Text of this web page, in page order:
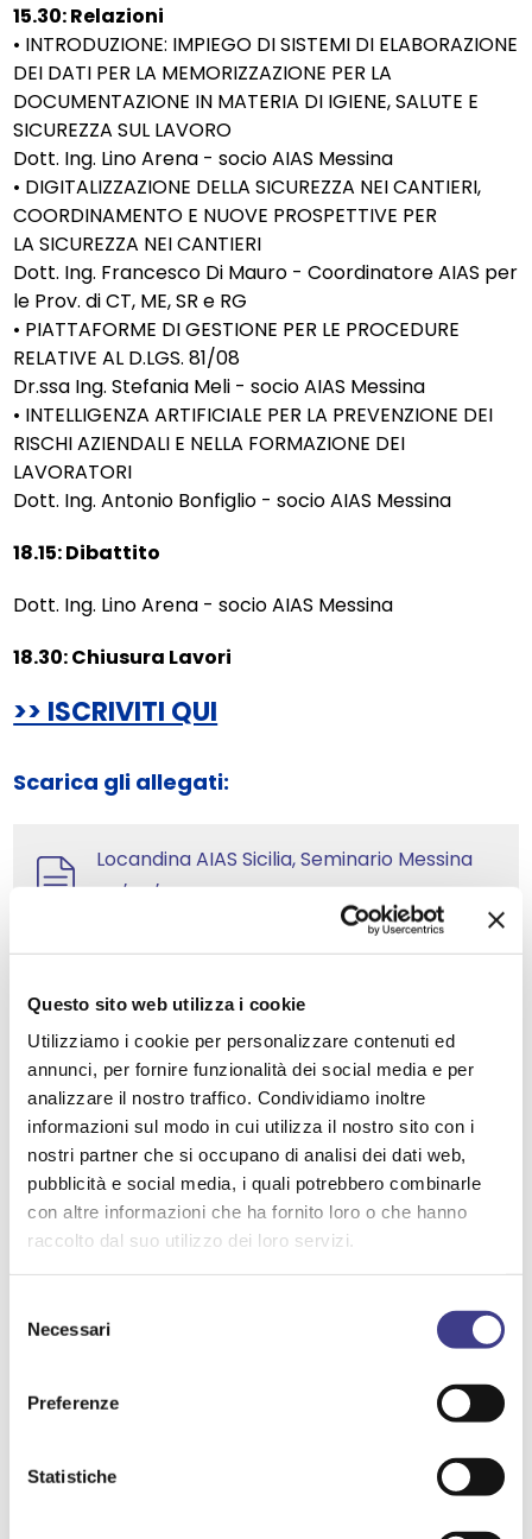
Questo sito web utilizza i cookie
Utilizziamo i cookie per personalizzare contenuti ed
annunci, per fornire funzionalità dei social media e per
analizzare il nostro traffico. Condividiamo inoltre
informazioni sul modo in cui utilizza il nostro sito con i
nostri partner che si occupano di analisi dei dati web,
pubblicità e social media, i quali potrebbero combinarle
con altre informazioni che ha fornito loro o che hanno
raccolto dal suo utilizzo dei loro servizi.
delNecessari
Preferenze
Statistiche
15.30: Relazioni
• INTRODUZIONE: IMPIEGO DI SISTEMI DI ELABORAZIONE
DEI DATI PER LA MEMORIZZAZIONE PER LA
DOCUMENTAZIONE IN MATERIA DI IGIENE, SALUTE E
SICUREZZA SUL LAVORO
Dott. Ing. Lino Arena - socio AIAS Messina
• DIGITALIZZAZIONE DELLA SICUREZZA NEI CANTIERI,
COORDINAMENTO E NUOVE PROSPETTIVE PER
LA SICUREZZA NEI CANTIERI
Dott. Ing. Francesco Di Mauro - Coordinatore AIAS per
le Prov. di CT, ME, SR e RG
• PIATTAFORME DI GESTIONE PER LE PROCEDURE
RELATIVE AL D.LGS. 81/08
Dr.ssa Ing. Stefania Meli - socio AIAS Messina
• INTELLIGENZA ARTIFICIALE PER LA PREVENZIONE DEI
RISCHI AZIENDALI E NELLA FORMAZIONE DEI
LAVORATORI
Dott. Ing. Antonio Bonfiglio - socio AIAS Messina
18.15: Dibattito
Dott. Ing. Lino Arena - socio AIAS Messina
18.30: Chiusura Lavori
>> ISCRIVITI QUI
Scarica gli allegati:
Locandina AIAS Sicilia, Seminario Messina
26/09/2025
SULLO STESSO ARGOMENTO
10 ottobre 2026
Convegno Bologna @ SAIE | Sicurezza in
cantiere: dalla formazione al cantiere digitale
Aggiornamento della formazione in
materia di salute e sicurezza per i
lavoratori edili: quesiti interpretativi